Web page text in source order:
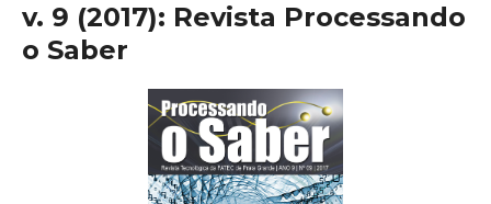
v. 9 (2017): Revista Processando
o Saber